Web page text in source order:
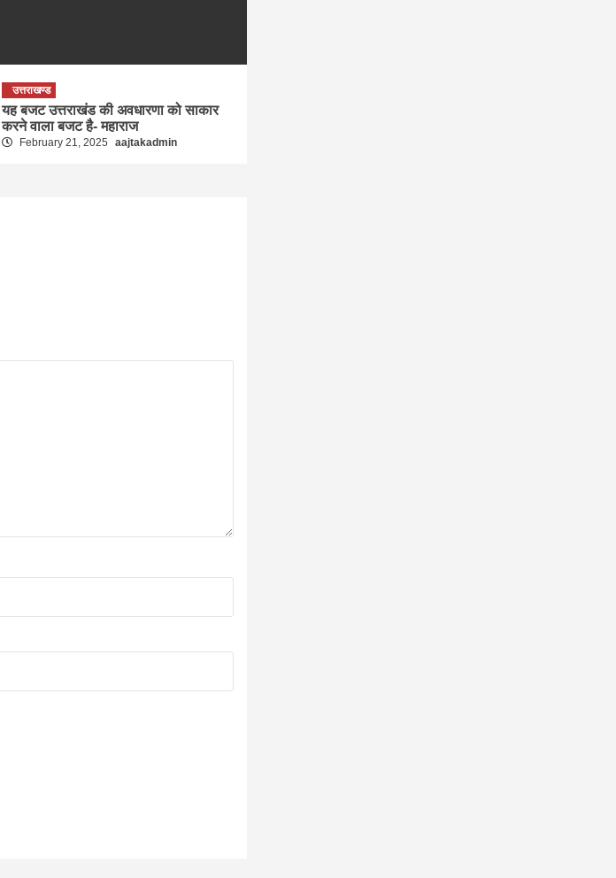
उत्तराखण्ड
यह बजट उत्तराखंड की अवधारणा को साकार
करने वाला बजट है- महाराज
February 21, 2025 aajtakadmin